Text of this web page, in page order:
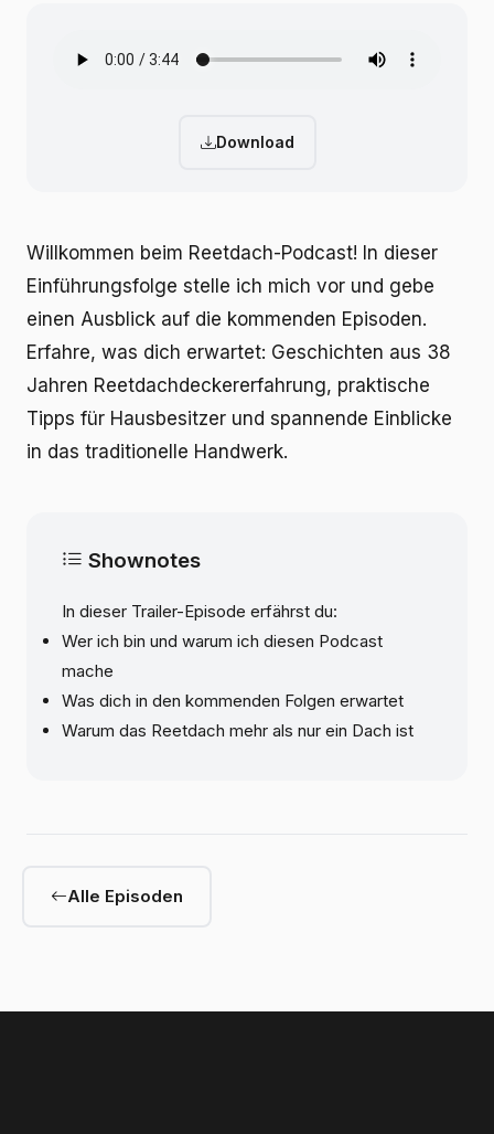
Download
Willkommen beim Reetdach-Podcast! In dieser
Einführungsfolge stelle ich mich vor und gebe
einen Ausblick auf die kommenden Episoden.
Erfahre, was dich erwartet: Geschichten aus 38
Jahren Reetdachdeckererfahrung, praktische
Tipps für Hausbesitzer und spannende Einblicke
in das traditionelle Handwerk.
Shownotes
In dieser Trailer-Episode erfährst du:
Wer ich bin und warum ich diesen Podcast
mache
Was dich in den kommenden Folgen erwartet
Warum das Reetdach mehr als nur ein Dach ist
Alle Episoden